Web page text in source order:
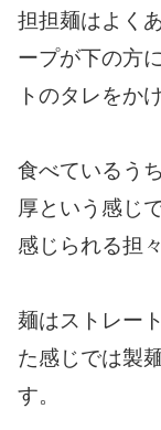
担担麺はよく
ープが下の方
トのタレをか
食べているう
厚という感じ
感じられる担
麺はストレー
た感じでは製
す。